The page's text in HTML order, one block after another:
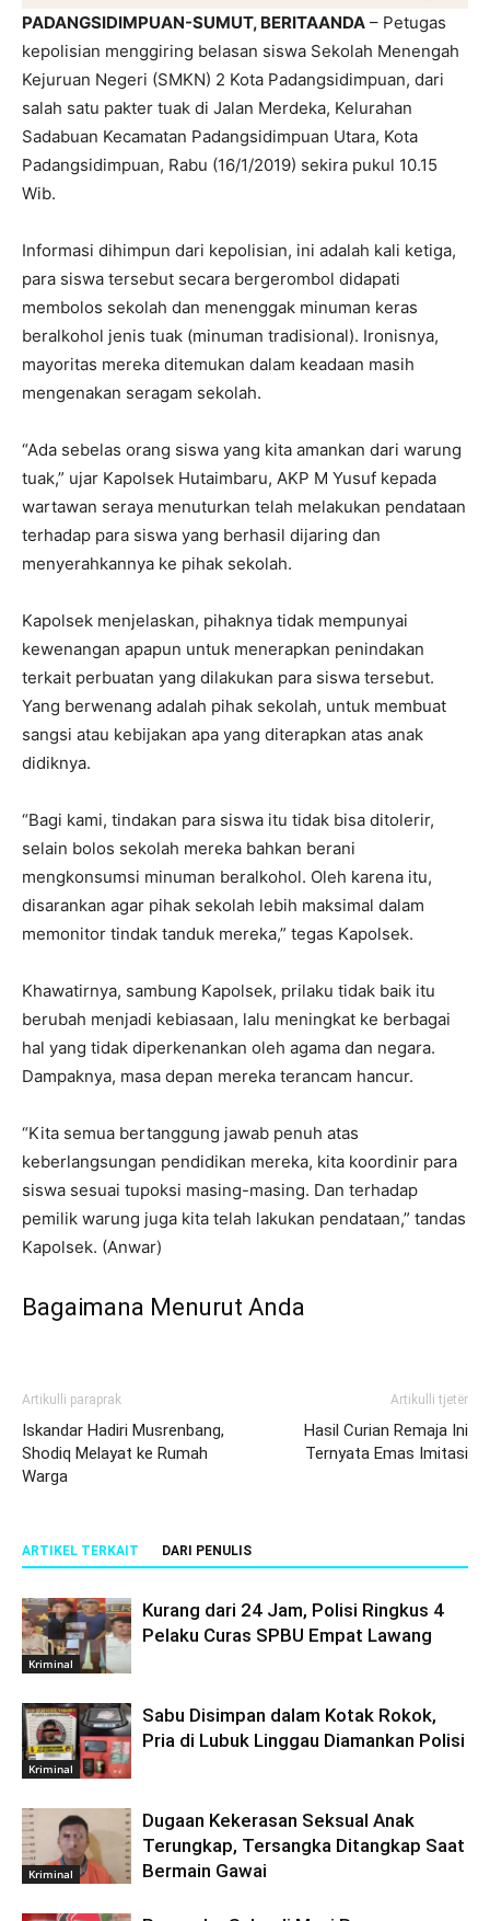
PADANGSIDIMPUAN-SUMUT, BERITAANDA – Petugas
kepolisian menggiring belasan siswa Sekolah Menengah
Kejuruan Negeri (SMKN) 2 Kota Padangsidimpuan, dari
salah satu pakter tuak di Jalan Merdeka, Kelurahan
Sadabuan Kecamatan Padangsidimpuan Utara, Kota
Padangsidimpuan, Rabu (16/1/2019) sekira pukul 10.15
Wib.
Informasi dihimpun dari kepolisian, ini adalah kali ketiga,
para siswa tersebut secara bergerombol didapati
membolos sekolah dan menenggak minuman keras
beralkohol jenis tuak (minuman tradisional). Ironisnya,
mayoritas mereka ditemukan dalam keadaan masih
mengenakan seragam sekolah.
“Ada sebelas orang siswa yang kita amankan dari warung
tuak,” ujar Kapolsek Hutaimbaru, AKP M Yusuf kepada
wartawan seraya menuturkan telah melakukan pendataan
terhadap para siswa yang berhasil dijaring dan
menyerahkannya ke pihak sekolah.
Kapolsek menjelaskan, pihaknya tidak mempunyai
kewenangan apapun untuk menerapkan penindakan
terkait perbuatan yang dilakukan para siswa tersebut.
Yang berwenang adalah pihak sekolah, untuk membuat
sangsi atau kebijakan apa yang diterapkan atas anak
didiknya.
“Bagi kami, tindakan para siswa itu tidak bisa ditolerir,
selain bolos sekolah mereka bahkan berani
mengkonsumsi minuman beralkohol. Oleh karena itu,
disarankan agar pihak sekolah lebih maksimal dalam
memonitor tindak tanduk mereka,” tegas Kapolsek.
Khawatirnya, sambung Kapolsek, prilaku tidak baik itu
berubah menjadi kebiasaan, lalu meningkat ke berbagai
hal yang tidak diperkenankan oleh agama dan negara.
Dampaknya, masa depan mereka terancam hancur.
“Kita semua bertanggung jawab penuh atas
keberlangsungan pendidikan mereka, kita koordinir para
siswa sesuai tupoksi masing-masing. Dan terhadap
pemilik warung juga kita telah lakukan pendataan,” tandas
Kapolsek. (Anwar)
Bagaimana Menurut Anda
Artikulli paraprak
Iskandar Hadiri Musrenbang,
Shodiq Melayat ke Rumah
Warga
Artikulli tjetër
Hasil Curian Remaja Ini
Ternyata Emas Imitasi
ARTIKEL TERKAIT DARI PENULIS
Kriminal
Kurang dari 24 Jam, Polisi Ringkus 4
Pelaku Curas SPBU Empat Lawang
Kriminal
Sabu Disimpan dalam Kotak Rokok,
Pria di Lubuk Linggau Diamankan Polisi
Kriminal
Dugaan Kekerasan Seksual Anak
Terungkap, Tersangka Ditangkap Saat
Bermain Gawai